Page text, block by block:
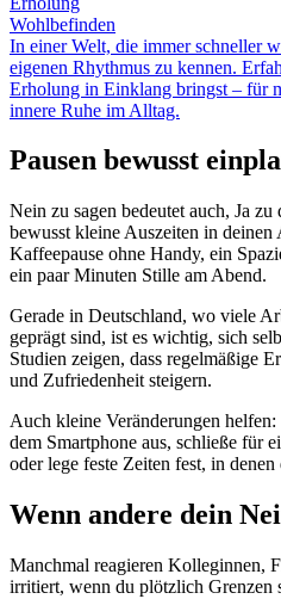
Wohlbefinden
In einer Welt, die immer schneller
eigenen Rhythmus zu kennen.
Erholung in Einklang bringst – für
innere Ruhe im Alltag.
Pausen bewusst
Nein zu sagen bedeutet auch, Ja zu
bewusst kleine Auszeiten in
Kaffeepause ohne Handy, ein
ein paar Minuten Stille am Abend.
Gerade in Deutschland, wo viele
geprägt sind, ist es wichtig, sich
Studien zeigen, dass regelmäßige
und Zufriedenheit steigern.
Auch kleine Veränderungen
dem Smartphone aus, schließe für
oder lege feste Zeiten fest, in
Wenn andere dein
Manchmal reagieren Kolleginnen,
irritiert, wenn du plötzlich Grenzen